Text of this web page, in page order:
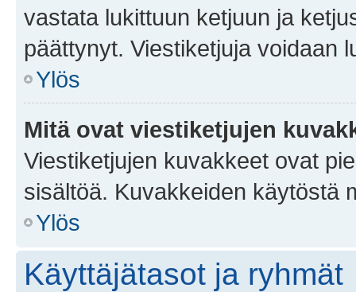
vastata lukittuun ketjuun ja
päättynyt. Viestiketjuja voidaan
Ylös
Mitä ovat viestiketjujen
Viestiketjujen kuvakkeet ovat
sisältöä. Kuvakkeiden käytöstä
Ylös
Käyttäjätasot ja ryhmät